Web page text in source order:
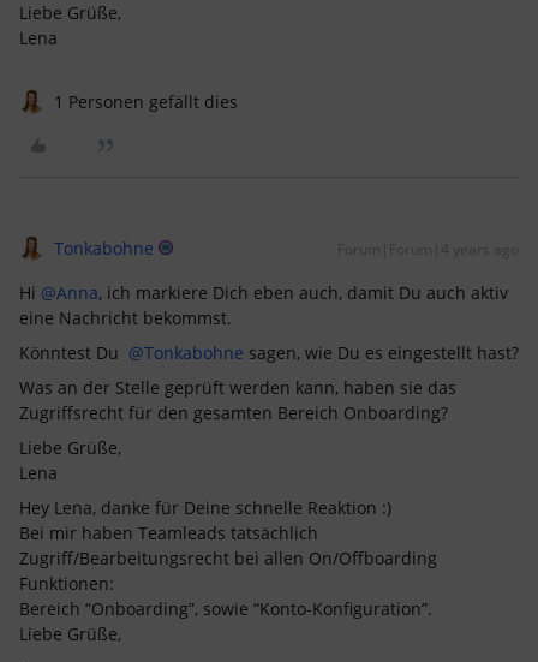
Liebe Grüße,
Lena
1 Personen gefällt dies
Tonkabohne Forum|Forum|4 years ago
Hi @Anna, ich markiere Dich eben auch, damit Du auch aktiv
eine Nachricht bekommst.
Könntest Du @Tonkabohne sagen, wie Du es eingestellt hast?
Was an der Stelle geprüft werden kann, haben sie das
Zugriffsrecht für den gesamten Bereich Onboarding?
Liebe Grüße,
Lena
Hey Lena, danke für Deine schnelle Reaktion :)
Bei mir haben Teamleads tatsächlich
Zugriff/Bearbeitungsrecht bei allen On/Offboarding
Funktionen:
Bereich “Onboarding”, sowie “Konto-Konfiguration”.
Liebe Grüße,